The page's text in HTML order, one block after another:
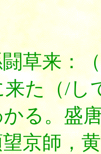
草来：
来た（/
る。盛
京師，